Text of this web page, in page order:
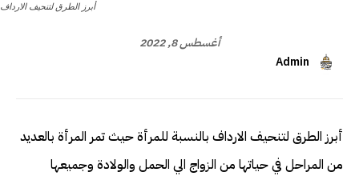
أبرز الطرق لتنحيف الارداف
أغسطس 8, 2022
Admin
أبرز الطرق لتنحيف الارداف بالنسبة للمرأة حيث تمر المرأة بالعديد
من المراحل في حياتها من الزواج الي الحمل والولادة وجميعها